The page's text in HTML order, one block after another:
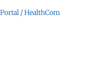
/ HealthCom